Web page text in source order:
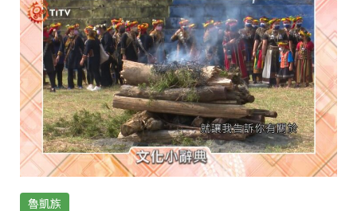
魯凱族